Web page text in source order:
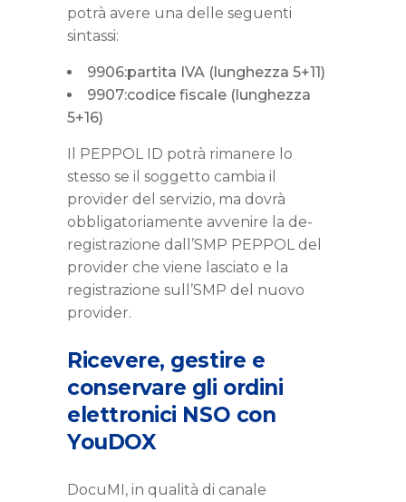
potrà avere una delle seguenti
sintassi:
9906:partita IVA (lunghezza 5+11)
9907:codice fiscale (lunghezza
5+16)
Il PEPPOL ID potrà rimanere lo
stesso se il soggetto cambia il
provider del servizio, ma dovrà
obbligatoriamente avvenire la de-
registrazione dall’SMP PEPPOL del
provider che viene lasciato e la
registrazione sull’SMP del nuovo
provider.
Ricevere, gestire e
conservare gli ordini
elettronici NSO con
YouDOX
DocuMI, in qualità di canale